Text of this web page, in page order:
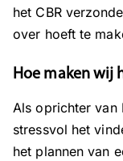
het CBR
over hoeft te
Hoe maken wij
Als oprichter van
stressvol het
het plannen van